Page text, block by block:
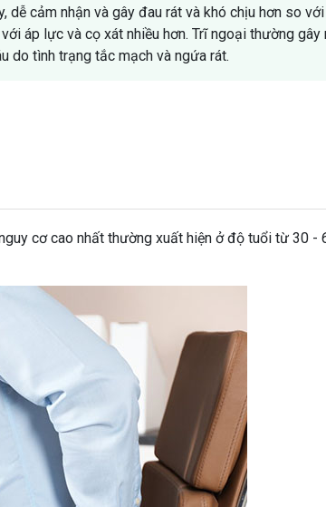
dễ cảm nhận và gây đau rát và khó chịu hơn so
áp lực và cọ xát nhiều hơn. Trĩ ngoại thường gây
do tình trạng tắc mạch và ngứa rát.
cơ cao nhất thường xuất hiện ở độ tuổi từ 30 -